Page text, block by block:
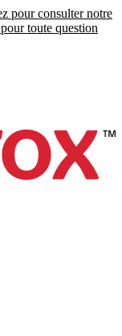
pour consulter notre
toute question